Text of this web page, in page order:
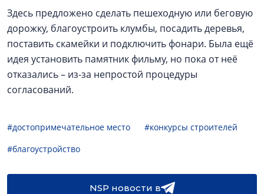
Здесь предложено сделать пешеходную или беговую
дорожку, благоустроить клумбы, посадить деревья,
поставить скамейки и подключить фонари. Была ещё
идея установить памятник фильму, но пока от неё
отказались – из-за непростой процедуры
согласований.
#достопримечательное место
#конкурсы строителей
#благоустройство
NSP новости в